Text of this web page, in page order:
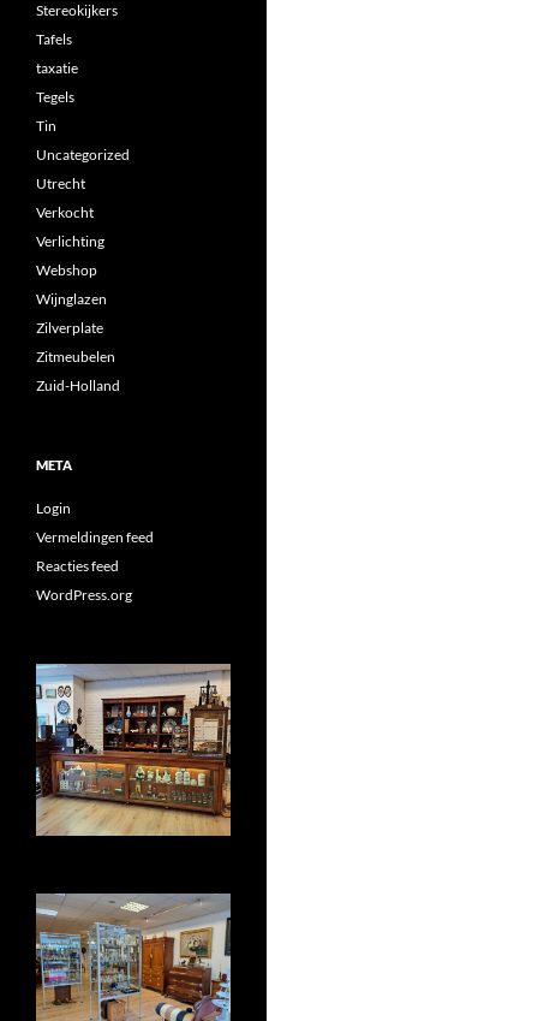
Stereokijkers
Tafels
taxatie
Tegels
Tin
Uncategorized
Utrecht
Verkocht
Verlichting
Webshop
Wijnglazen
Zilverplate
Zitmeubelen
Zuid-Holland
META
Login
Vermeldingen feed
Reacties feed
WordPress.org